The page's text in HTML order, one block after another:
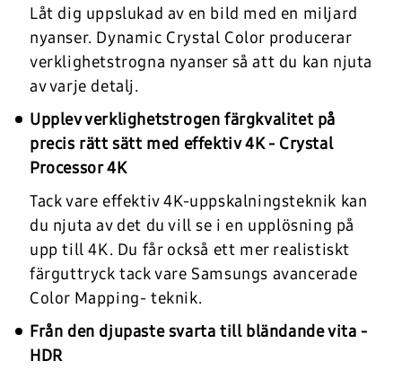
Låt dig uppslukad av en bild med en miljard
nyanser. Dynamic Crystal Color producerar
verklighetstrogna nyanser så att du kan njuta
av varje detalj.
Upplev verklighetstrogen färgkvalitet på
precis rätt sätt med effektiv 4K - Crystal
Processor 4K
Tack vare effektiv 4K-uppskalningsteknik kan
du njuta av det du vill se i en upplösning på
upp till 4K. Du får också ett mer realistiskt
färguttryck tack vare Samsungs avancerade
Color Mapping- teknik.
Från den djupaste svarta till bländande vita -
HDR